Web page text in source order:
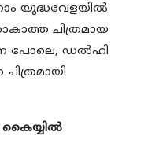
യുദ്ധവേളയിൽ
ചിത്രമായ
പോലെ, ഡൽഹി